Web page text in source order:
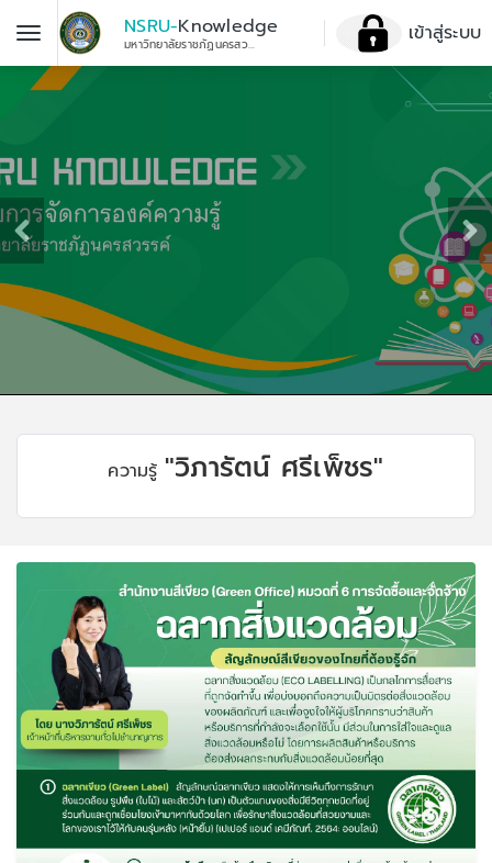
NSRU-Knowledge
มหาวิทยาลัยราชภัฏนครสวรรค์ เข้าสู่ระบบ
ความรู้ "วิภารัตน์ ศรีเพ็ชร"